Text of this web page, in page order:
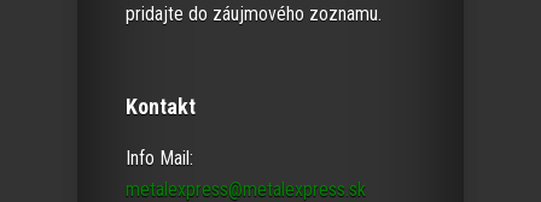
pridajte do záujmového zoznamu.
Kontakt
Info Mail:
metalexpress@metalexpress.sk